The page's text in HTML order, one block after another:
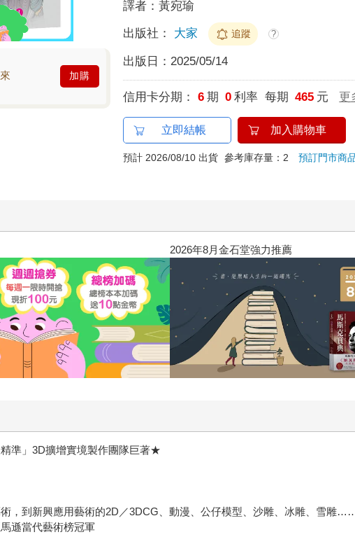
加購
譯者：黃宛瑜
出版社： 大家 追蹤 ?
出版日： 2025/05/14
信用卡分期： 6 期 0 利率 每期 465 元 更
立即結帳 加入購物車
預計 2026/08/10 出貨 參考庫存量：2預訂門市商
2026年8月金石堂強力推薦
準」3D擴增實境製作團隊巨著★
，到新興應用藝術的2D／3DCG、動漫、公仔模型、沙雕、冰雕、雪雕
遜當代藝術榜冠軍